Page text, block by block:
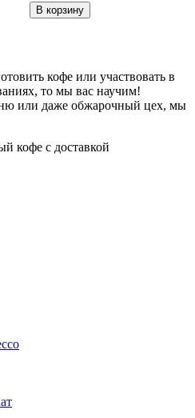
В корзину
кофе или участвовать в
то мы вас научим!
или даже обжарочный цех, мы